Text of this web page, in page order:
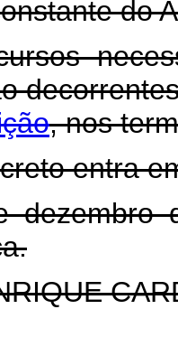
do
, nos
entra
dezembro